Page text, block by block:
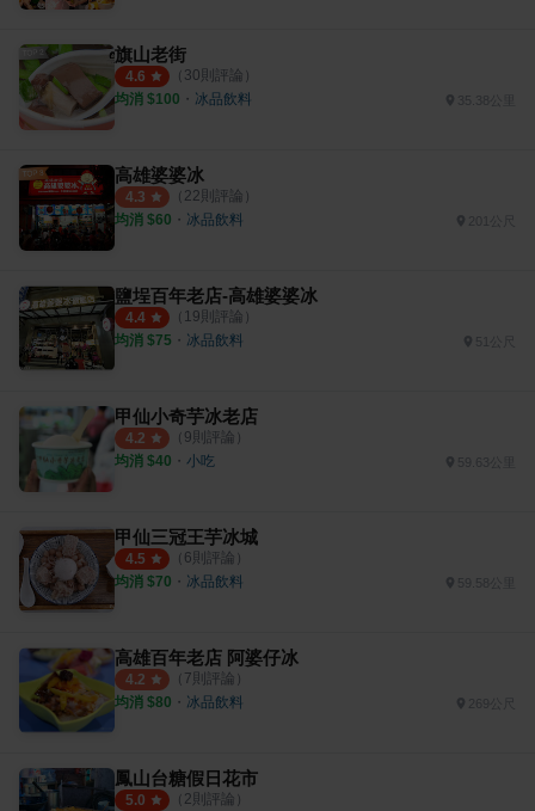
旗山老街
4.6 （ 30則評論）
均消 $100 ・ 冰品飲料 35.38公里
高雄婆婆冰
4.3 （ 22則評論）
均消 $60 ・ 冰品飲料
鹽埕百年老店-高雄婆婆冰
4.4 （ 19則評論）
均消 $75 ・ 冰品飲料 51公尺
甲仙小奇芋冰老店
4.2 （ 9則評論）
均消 $40 ・ 小吃 59.63公里
甲仙三冠王芋冰城
4.5 （ 6則評論）
均消 $70 ・ 冰品飲料 59.58公里
高雄百年老店 阿婆仔冰
4.2 （ 7則評論）
均消 $80 ・ 冰品飲料
鳳山台糖假日花市
5.0 （ 2則評論）